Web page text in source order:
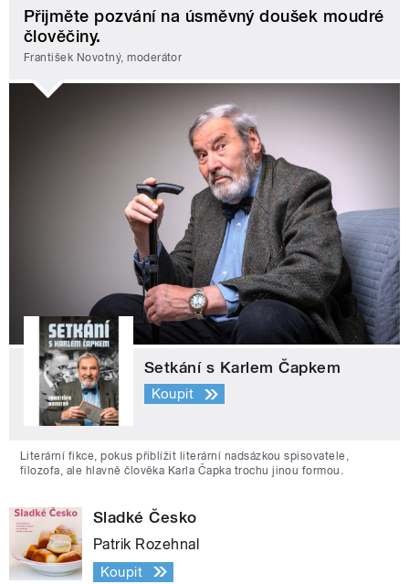
Přijměte pozvání na úsměvný doušek moudré
člověčiny.
František Novotný, moderátor
Setkání s Karlem Čapkem
Koupit
Literární fikce, pokus přiblížit literární nadsázkou spisovatele,
filozofa, ale hlavně člověka Karla Čapka trochu jinou formou.
Sladké Česko
Patrik Rozehnal
Koupit